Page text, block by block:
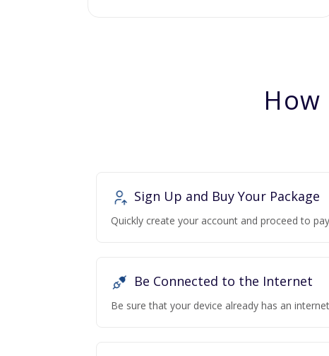
Sign Up and Buy Your Package
Quickly create your account and proceed to
Be Connected to the Internet
Be sure that your device already has an